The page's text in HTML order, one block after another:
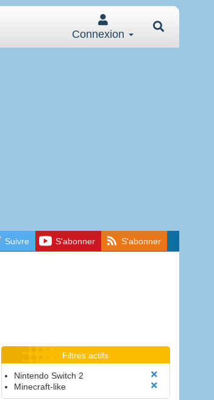
Connexion
Suivre S'abonner S'abonner
Filtres actifs
Nintendo Switch 2
Minecraft-like